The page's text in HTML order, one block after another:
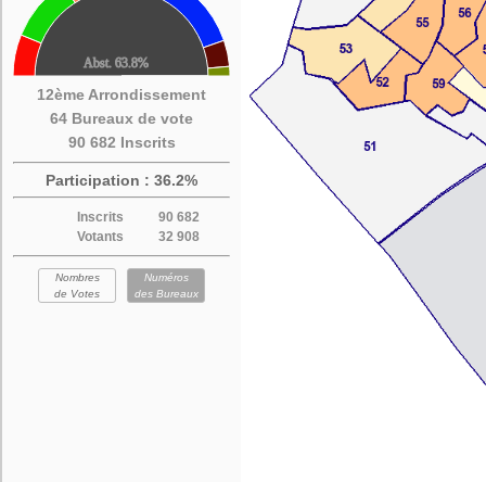
12ème Arrondissement
64 Bureaux de vote
90 682 Inscrits
Participation : 36.2%
Inscrits
90 682
Votants
32 908
Nombres
de Votes
Numéros
des Bureaux